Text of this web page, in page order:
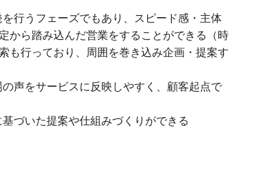
行うフェーズでもあり、スピード感・主体
から踏み込んだ営業をすることができる（時
も行っており、周囲を巻き込み企画・提案す
声をサービスに反映しやすく、顧客起点で
づいた提案や仕組みづくりができる